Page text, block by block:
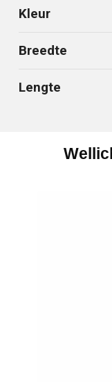
Kleur
Breedte
Lengte